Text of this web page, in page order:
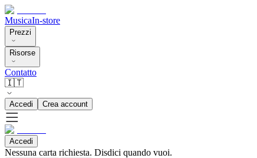
MusicaIn-store
Prezzi
Risorse
Contatto
🇮🇹
Accedi Crea account
Accedi
Nessuna carta richiesta. Disdici quando vuoi.